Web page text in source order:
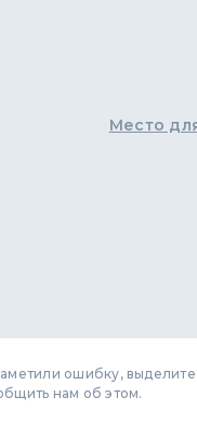
Место
ошибку,
нам об этом.